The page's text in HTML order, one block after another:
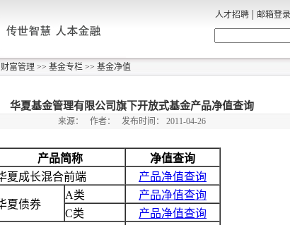
人才招聘 | 邮箱登录
财富管理 >> 基金专栏 >> 基金净值
华夏基金管理有限公司旗下开放式基金产品净值查询
来源： 作者： 发布时间： 2011-04-26